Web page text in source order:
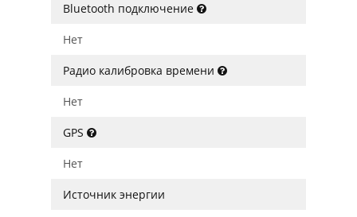
Bluetooth подключение
Нет
Радио калибровка времени
Нет
GPS
Нет
Источник энергии